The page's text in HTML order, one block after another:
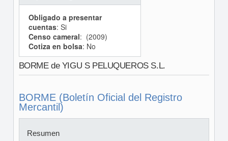
Obligado a presentar
cuentas: Si
Censo cameral: (2009)
Cotiza en bolsa: No
BORME de YIGU S PELUQUEROS S.L.
BORME (Boletín Oficial del Registro
Mercantil)
Resumen